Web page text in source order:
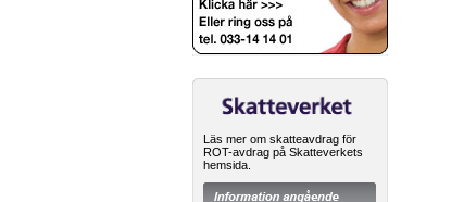
Läs mer om skatteavdrag för
ROT-avdrag på Skatteverkets
hemsida.